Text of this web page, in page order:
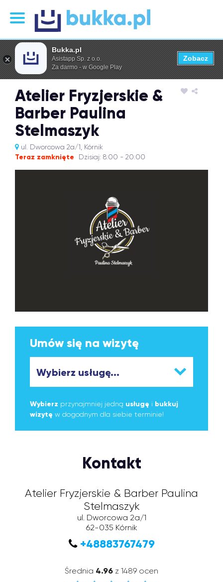
Atelier Fryzjerskie &
Barber Paulina
Stelmaszyk
ul. Dworcowa 2a/1, Kórnik
Teraz zamknięte Dzisiaj: 8:00 - 20:00
Umów się na wizytę
Wybierz przynajmniej jedną usługę i bukkuj
wizytę w dogodnym dla siebie terminie!
Kontakt
Atelier Fryzjerskie & Barber Paulina
Stelmaszyk
ul. Dworcowa 2a/1
62-035 Kórnik
+48883767479
Średnia 4.96 z 1489 ocen
Bukka.pl
Asistapp Sp. z o.o.
Za darmo - w Google Play
Zobacz